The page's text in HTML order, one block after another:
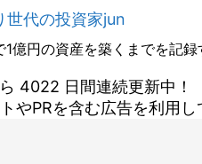
世代の投資家jun
億円の資産を築くまでを記録
4022 日間連続更新中！
やPRを含む広告を利用し